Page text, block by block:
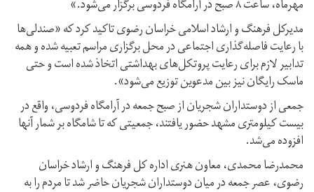
مهرماه، ساعت ۸ صبح در آرامگاه فردوسی برگزار می‌شود.»
مدیرکل فرهنگ و ارشاد اسلامی خراسان رضوی تاکید کرد که «صندلی‌ها
با رعایت فاصله‌گذاری اجتماعی در محل برگزاری مراسم تعبیه شده و همه
تدابیر لازم برای رعایت پروتکل‌های بهداشتی اتخاذ شده است و حتی
ماسک رایگان نیز بین مدعوین توزیع می‌شود».
جمعی از دوستداران شجریان از صبح جمعه در آرامگاه فردوسی، واقع در
بیست کیلومتری مشهد حضور یافتند، جمعیتی که تا شامگاه بر شمار آنها
افزوده می‌شد.
محمدرضا محمدی، معاون هنری اداره کل فرهنگ و ارشاد خراسان
رضوی، عصر جمعه در میان دوستداران شجریان حاضر شد تا مردم را به